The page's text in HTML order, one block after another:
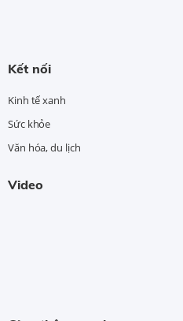
Kết nối
Kinh tế xanh
Sức khỏe
Văn hóa, du lịch
Video